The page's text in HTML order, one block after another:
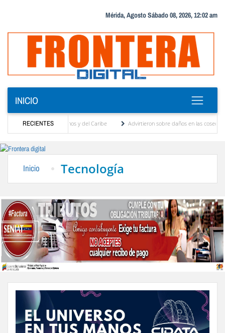
Mérida, Agosto Sábado 08, 2026, 12:02 am
INICIO
RECIENTES
Centroamericanos y del Caribe
Advirtieron sobre daños en las cosechas de los
Inicio Tecnología